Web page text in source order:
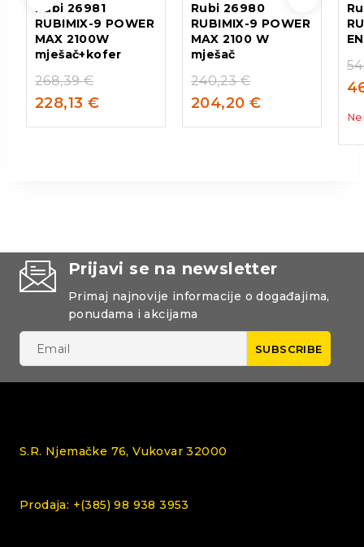
Rubi 26981
RUBIMIX-9 POWER
MAX 2100W
mješač+kofer
268,39€
228,13 €
Rubi 26980
RUBIMIX-9 POWER
MAX 2100 W
mješač
240,23€
204,20 €
Prijavi se na newsletter
Primaj najnovije informacije o događajima,
ponudama i akcijama
S.R. Njemačke 76, Vukovar 32000
Prodaja: +(385) 98 938 3953